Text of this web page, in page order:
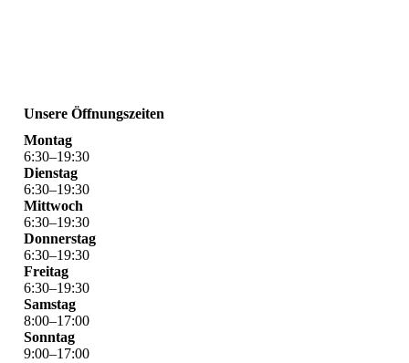
Unsere Öffnungszeiten
Montag
6:30–19:30
Dienstag
6:30–19:30
Mittwoch
6:30–19:30
Donnerstag
6:30–19:30
Freitag
6:30–19:30
Samstag
8:00–17:00
Sonntag
9:00–17:00